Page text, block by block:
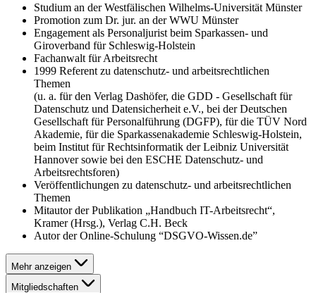
Studium an der Westfälischen Wilhelms-Universität Münster
Promotion zum Dr. jur. an der WWU Münster
Engagement als Personaljurist beim Sparkassen- und
Giroverband für Schleswig-Holstein
Fachanwalt für Arbeitsrecht
1999 Referent zu datenschutz- und arbeitsrechtlichen
Themen
(u. a. für den Verlag Dashöfer, die GDD - Gesellschaft für
Datenschutz und Datensicherheit e.V., bei der Deutschen
Gesellschaft für Personalführung (DGFP), für die TÜV Nord
Akademie, für die Sparkassenakademie Schleswig-Holstein,
beim Institut für Rechtsinformatik der Leibniz Universität
Hannover sowie bei den ESCHE Datenschutz- und
Arbeitsrechtsforen)
Veröffentlichungen zu datenschutz- und arbeitsrechtlichen
Themen
Mitautor der Publikation „Handbuch IT-Arbeitsrecht“,
Kramer (Hrsg.), Verlag C.H. Beck
Autor der Online-Schulung “DSGVO-Wissen.de”
Mehr anzeigen
Mitgliedschaften